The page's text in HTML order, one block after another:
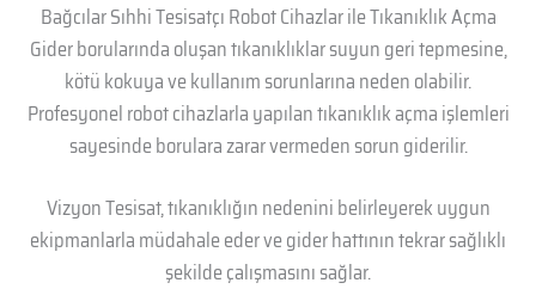
Bağcılar Sıhhi Tesisatçı Robot Cihazlar ile Tıkanıklık Açma
Gider borularında oluşan tıkanıklıklar suyun geri tepmesine,
kötü kokuya ve kullanım sorunlarına neden olabilir.
Profesyonel robot cihazlarla yapılan tıkanıklık açma işlemleri
sayesinde borulara zarar vermeden sorun giderilir.
Vizyon Tesisat, tıkanıklığın nedenini belirleyerek uygun
ekipmanlarla müdahale eder ve gider hattının tekrar sağlıklı
şekilde çalışmasını sağlar.